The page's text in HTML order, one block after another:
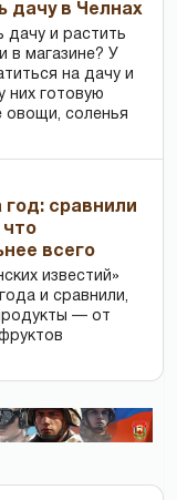
дачу в Челнах
и растить
в магазине? У
на дачу и
них готовую
овощи, соленья
год: сравнили
что
всего
известий»
и сравнили,
— от